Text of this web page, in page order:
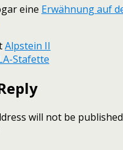
eine Erwähnung auf
Alpstein II
Stafette
will not be